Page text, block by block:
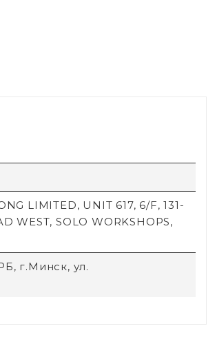
LIMITED, UNIT 617, 6/F, 131-
WEST, SOLO WORKSHOPS,
г.Минск, ул.